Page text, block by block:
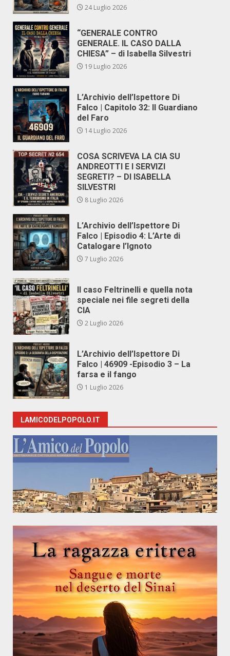
24 Luglio 2026
“GENERALE CONTRO
GENERALE. IL CASO DALLA
CHIESA” – di Isabella Silvestri
19 Luglio 2026
L’Archivio dell’Ispettore Di
Falco | Capitolo 32: Il Guardiano
del Faro
14 Luglio 2026
COSA SCRIVEVA LA CIA SU
ANDREOTTI E I SERVIZI
SEGRETI? – DI ISABELLA
SILVESTRI
8 Luglio 2026
L’Archivio dell’Ispettore Di
Falco | Episodio 4: L’Arte di
Catalogare l’Ignoto
7 Luglio 2026
Il caso Feltrinelli e quella nota
speciale nei file segreti della
CIA
2 Luglio 2026
L’Archivio dell’Ispettore Di
Falco | 46909 -Episodio 3 – La
farsa e il fango
1 Luglio 2026
LAMICODELPOPOLO.IT